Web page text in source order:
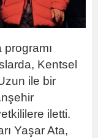
Kentsel
ile bir
iletti.
Yaşar Ata,